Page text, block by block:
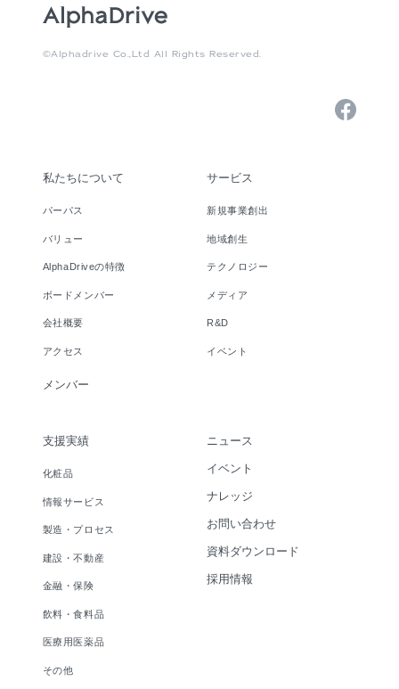
©Alphadrive Co.,Ltd All Rights Reserved.
私たちについて
パーパス
バリュー
AlphaDriveの特徴
ボードメンバー
会社概要
アクセス
メンバー
サービス
新規事業創出
地域創生
テクノロジー
メディア
R&D
イベント
支援実績
化粧品
情報サービス
製造・プロセス
建設・不動産
金融・保険
飲料・食料品
医療用医薬品
その他
ニュース
イベント
ナレッジ
お問い合わせ
資料ダウンロード
採用情報